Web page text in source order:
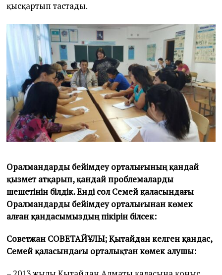
қысқартып тастады.
Оралмандарды бейімдеу орталығының қандай
қызмет атқарып, қандай проблемаларды
шешетінін білдік. Енді сол Семей қаласындағы
Оралмандарды бейімдеу орталығынан көмек
алған қандасымыздың пікірін білсек:
Советжан СОВЕТАЙҰЛЫ; Қытайдан келген қандас,
Семей қаласындағы орталықтан көмек алушы: